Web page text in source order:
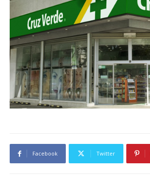
Facebook Twitter